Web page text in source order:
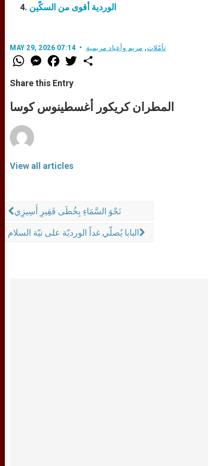
الوردية أقوى من السكّين
MAY 29, 2026 07:14 تأمّلات, مريم وأعياد مريمية
W
h
t
s
p
p
M
e
s
e
e
F
a
e
b
o
k
T
w
r
Share this Entry
المطران كريكور أغسطينوس كوسا
View all articles
نَحْوَ السَّمَاءِ بِخُطَى فَقِيرِ أَسِيزِي
البابا يُصلّي غداً الورديّة على نيّة السلام